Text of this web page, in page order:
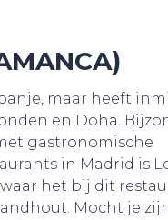
maar heeft
en Doha.
gastronomische
in Madrid is
het bij dit
Mocht je